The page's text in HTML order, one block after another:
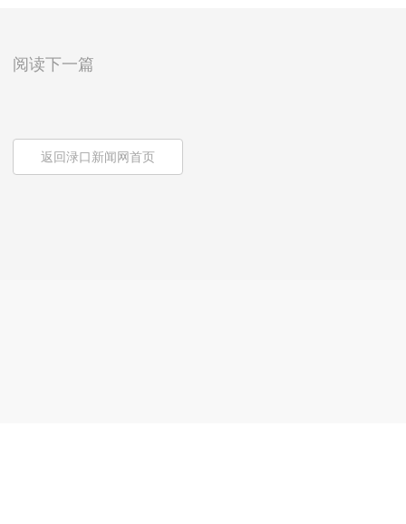
阅读下一篇
返回渌口新闻网首页